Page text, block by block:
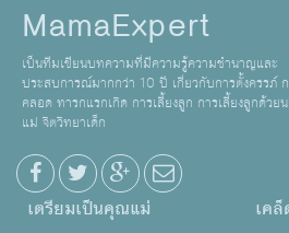
MamaExpert
เป็นทีมเขียนบทความที่มีความรู้ความชำนาญและ
ประสบการณ์มากกว่า 10 ปี เกี่ยวกับการตั้งครรภ์
คลอด ทารกแรกเกิด การเลี้ยงลูก การเลี้ยงลูกด้วย
แม่ จิตวิทยาเด็ก
เตรียมเป็นคุณแม่ เค